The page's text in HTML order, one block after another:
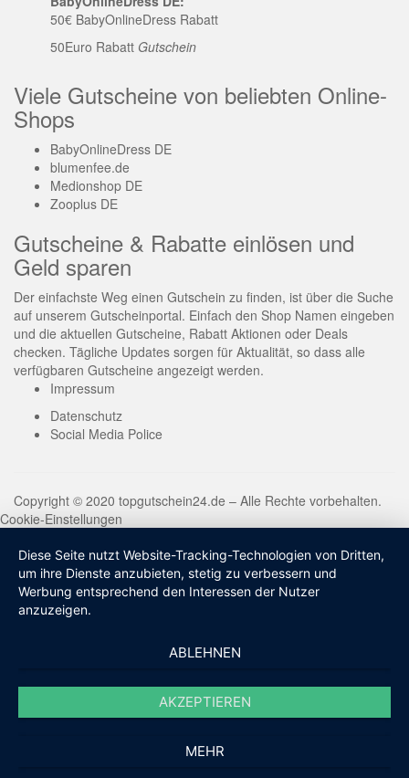
50€ BabyOnlineDress Rabatt
50Euro Rabatt Gutschein
Viele Gutscheine von beliebten Online-
Shops
BabyOnlineDress DE
blumenfee.de
Medionshop DE
Zooplus DE
Gutscheine & Rabatte einlösen und
Geld sparen
Der einfachste Weg einen Gutschein zu finden, ist über die Suche
auf unserem Gutscheinportal. Einfach den Shop Namen eingeben
und die aktuellen Gutscheine, Rabatt Aktionen oder Deals
checken. Tägliche Updates sorgen für Aktualität, so dass alle
verfügbaren Gutscheine angezeigt werden.
Impressum
Datenschutz
Social Media Police
Copyright © 2020 topgutschein24.de – Alle Rechte vorbehalten.
Cookie-Einstellungen
Diese Seite nutzt Website-Tracking-Technologien von Dritten,
um ihre Dienste anzubieten, stetig zu verbessern und
Werbung entsprechend den Interessen der Nutzer
anzuzeigen.
ABLEHNEN
AKZEPTIEREN
MEHR